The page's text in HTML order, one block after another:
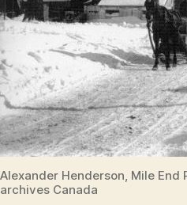
Alexander Henderson, Mile
archives Canada